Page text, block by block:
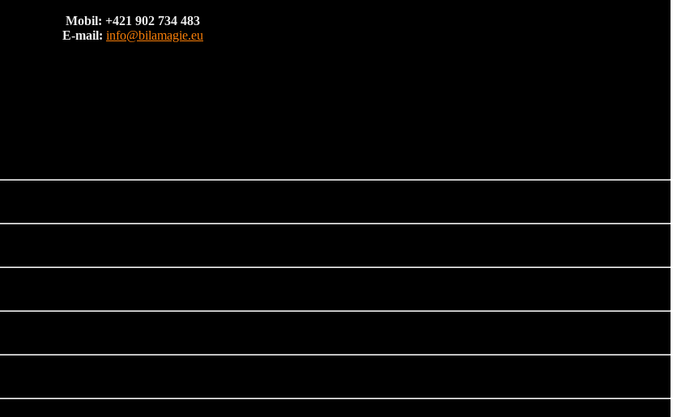
Mobil: +421 902 734 483
E-mail: info@bilamagie.eu